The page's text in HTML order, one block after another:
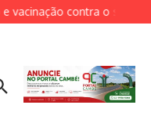
vacinação contra o